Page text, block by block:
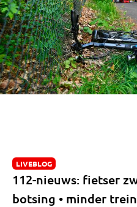
LIVEBLOG
112-nieuws: fietser
botsing • minder